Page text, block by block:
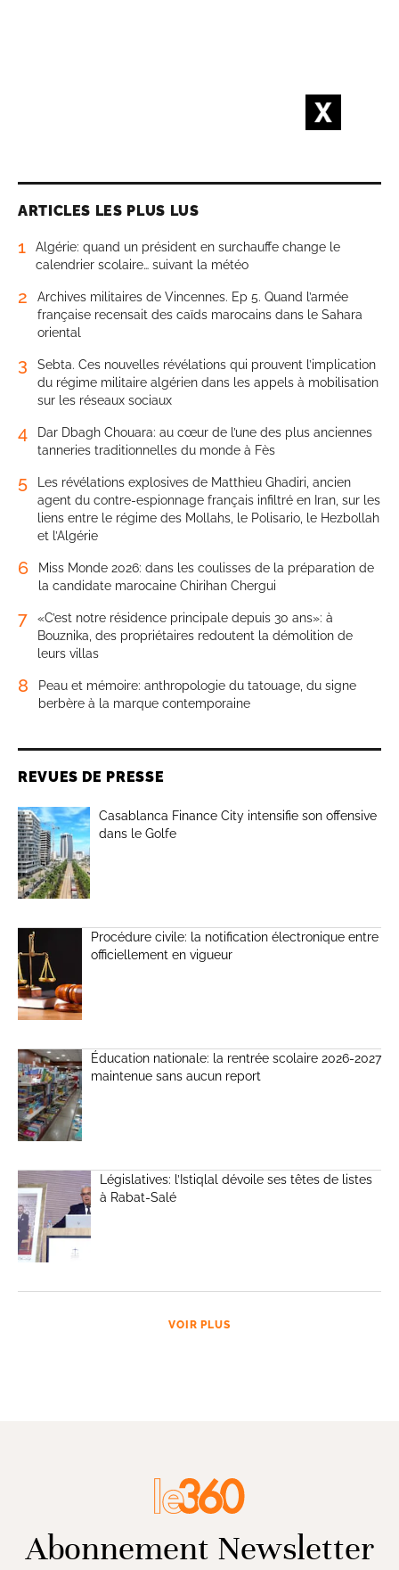
ARTICLES LES PLUS LUS
1
Algérie: quand un président en surchauffe change le
calendrier scolaire… suivant la météo
2
Archives militaires de Vincennes. Ep 5. Quand l’armée
française recensait des caïds marocains dans le Sahara
oriental
3
Sebta. Ces nouvelles révélations qui prouvent l’implication
du régime militaire algérien dans les appels à mobilisation
sur les réseaux sociaux
4
Dar Dbagh Chouara: au cœur de l’une des plus anciennes
tanneries traditionnelles du monde à Fès
5
Les révélations explosives de Matthieu Ghadiri, ancien
agent du contre-espionnage français infiltré en Iran, sur les
liens entre le régime des Mollahs, le Polisario, le Hezbollah
et l’Algérie
6
Miss Monde 2026: dans les coulisses de la préparation de
la candidate marocaine Chirihan Chergui
7
«C’est notre résidence principale depuis 30 ans»: à
Bouznika, des propriétaires redoutent la démolition de
leurs villas
8
Peau et mémoire: anthropologie du tatouage, du signe
berbère à la marque contemporaine
REVUES DE PRESSE
Casablanca Finance City intensifie son offensive
dans le Golfe
Procédure civile: la notification électronique entre
officiellement en vigueur
Éducation nationale: la rentrée scolaire 2026-2027
maintenue sans aucun report
Législatives: l’Istiqlal dévoile ses têtes de listes
à Rabat-Salé
VOIR PLUS
Abonnement Newsletter